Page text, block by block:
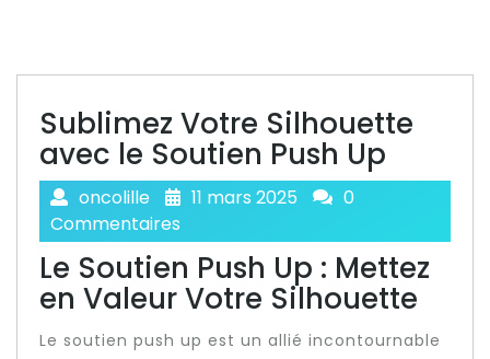
Sublimez Votre Silhouette
avec le Soutien Push Up
oncolille 11 mars 2025
0
Commentaires
Le Soutien Push Up : Mettez
en Valeur Votre Silhouette
Le soutien push up est un allié incontournable